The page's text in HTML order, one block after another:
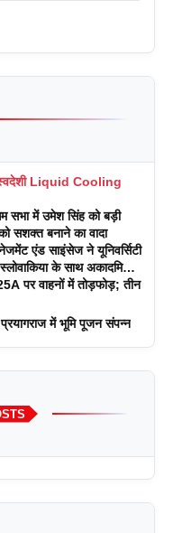
Liquid Cooling
सभा में उमेश सिंह को बड़ी
सशक्त बनाने का वादा
एंड साइंसेज ने यूनिवर्सिटी
के साथ अकादमिक
दिवसीय कार्यशाला का
पर वाहनों में तोड़फोड़; तीन
में भूमि पूजन संपन्न